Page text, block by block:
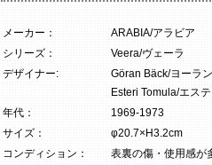
メーカー：
ARABIA/アラビア
シリーズ：
Veera/ヴェーラ
デザイナー:
Göran Bäck/ヨーラ
Esteri Tomula/エス
年代：
1969-1973
サイズ：
φ20.7×H3.2cm
コンディション：
表裏の傷・使用感が